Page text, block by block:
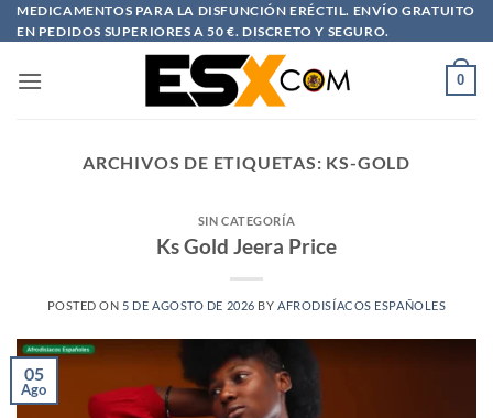
Saltar
al
MEDICAMENTOS PARA LA DISFUNCIÓN ERÉCTIL. ENVÍO GRATUITO
EN PEDIDOS SUPERIORES A 50 €. DISCRETO Y SEGURO.
0
ARCHIVOS DE ETIQUETAS: KS-GOLD
SIN CATEGORÍA
Ks Gold Jeera Price
POSTED ON 5 DE AGOSTO DE 2026 BY AFRODISÍACOS ESPAÑOLES
05
Ago